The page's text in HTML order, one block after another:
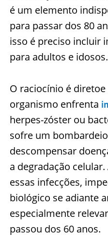
é um elemento
para passar dos 80
isso é preciso incluir
para adultos e idosos.
O raciocínio é
organismo enfrenta
herpes-zóster ou
sofre um
descompensar
a degradação
essas infecções,
biológico se adiante
especialmente
passou dos 60 anos.